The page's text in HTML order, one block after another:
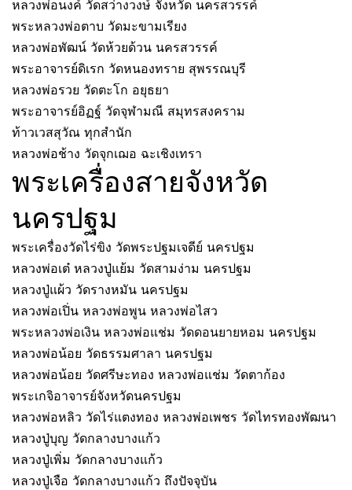
หลวงพ่อนงค์ วัดสว่างวงษ์ จังหวัด นครสวรรค์
พระหลวงพ่อตาบ วัดมะขามเรียง
หลวงพ่อพัฒน์ วัดห้วยด้วน นครสวรรค์
พระอาจารย์ดิเรก วัดหนองทราย สุพรรณบุรี
หลวงพ่อรวย วัดตะโก อยุธยา
พระอาจารย์อิฏฐ์ วัดจุฬามณี สมุทรสงคราม
ท้าวเวสสุวัณ ทุกสำนัก
หลวงพ่อช้าง วัดจุกเฌอ ฉะเชิงเทรา
พระเครื่องสายจังหวัด
นครปฐม
พระเครื่องวัดไร่ขิง วัดพระปฐมเจดีย์ นครปฐม
หลวงพ่อเต๋ หลวงปู่แย้ม วัดสามง่าม นครปฐม
หลวงปู่แผ้ว วัดรางหมัน นครปฐม
หลวงพ่อเปิ่น หลวงพ่อพูน หลวงพ่อไสว
พระหลวงพ่อเงิน หลวงพ่อแช่ม วัดดอนยายหอม นครปฐม
หลวงพ่อน้อย วัดธรรมศาลา นครปฐม
หลวงพ่อน้อย วัดศรีษะทอง หลวงพ่อแช่ม วัดตาก้อง
พระเกจิอาจารย์จังหวัดนครปฐม
หลวงพ่อหลิว วัดไร่แตงทอง หลวงพ่อเพชร วัดไทรทองพัฒนา
หลวงปู่บุญ วัดกลางบางแก้ว
หลวงปู่เพิ่ม วัดกลางบางแก้ว
หลวงปู่เจือ วัดกลางบางแก้ว ถึงปัจจุบัน